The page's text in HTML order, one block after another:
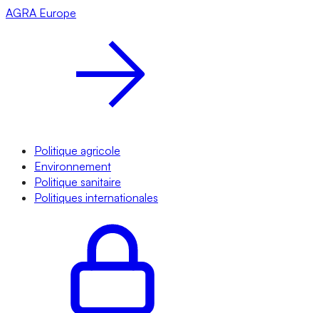
AGRA Europe
Politique agricole
Environnement
Politique sanitaire
Politiques internationales